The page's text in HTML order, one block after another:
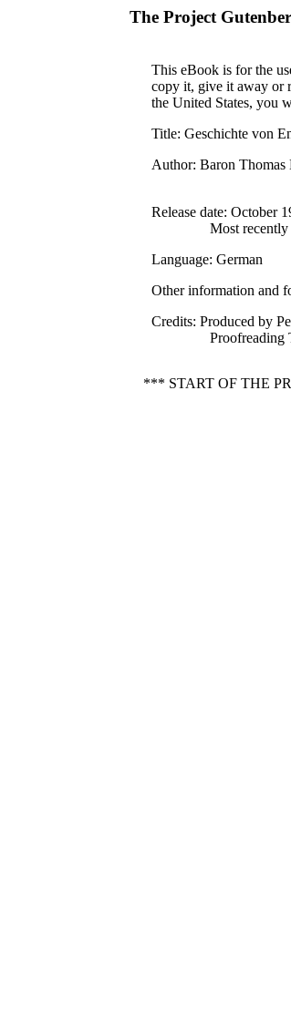
The Project
This eBook is for the
copy it, give it away or
the United States, you
Title: Geschichte von
Author: Baron
Release date: October
Most
Language: German
Other information and
Credits: Produced by
Proofreading
*** START OF THE